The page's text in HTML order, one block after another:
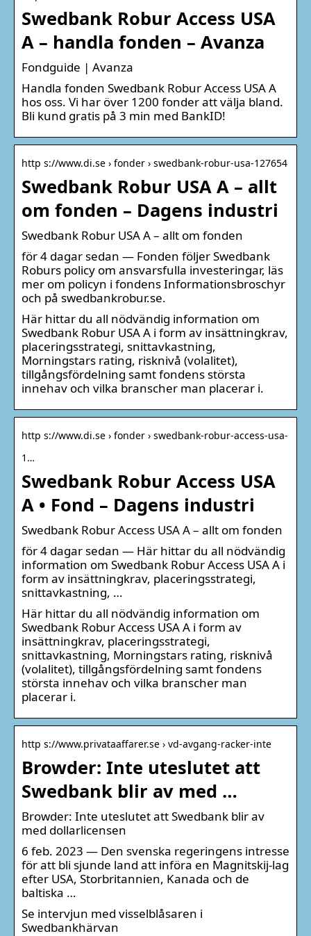
Swedbank Robur Access USA
A – handla fonden – Avanza
Fondguide | Avanza
Handla fonden Swedbank Robur Access USA A
hos oss. Vi har över 1200 fonder att välja bland.
Bli kund gratis på 3 min med BankID!
http s://www.di.se › fonder › swedbank-robur-usa-127654
Swedbank Robur USA A – allt
om fonden – Dagens industri
Swedbank Robur USA A – allt om fonden
för 4 dagar sedan — Fonden följer Swedbank
Roburs policy om ansvarsfulla investeringar, läs
mer om policyn i fondens Informationsbroschyr
och på swedbankrobur.se.
Här hittar du all nödvändig information om
Swedbank Robur USA A i form av insättningkrav,
placeringsstrategi, snittavkastning,
Morningstars rating, risknivå (volalitet),
tillgångsfördelning samt fondens största
innehav och vilka branscher man placerar i.
http s://www.di.se › fonder › swedbank-robur-access-usa-
1…
Swedbank Robur Access USA
A • Fond – Dagens industri
Swedbank Robur Access USA A – allt om fonden
för 4 dagar sedan — Här hittar du all nödvändig
information om Swedbank Robur Access USA A i
form av insättningkrav, placeringsstrategi,
snittavkastning, …
Här hittar du all nödvändig information om
Swedbank Robur Access USA A i form av
insättningkrav, placeringsstrategi,
snittavkastning, Morningstars rating, risknivå
(volalitet), tillgångsfördelning samt fondens
största innehav och vilka branscher man
placerar i.
http s://www.privataaffarer.se › vd-avgang-racker-inte
Browder: Inte uteslutet att
Swedbank blir av med …
Browder: Inte uteslutet att Swedbank blir av
med dollarlicensen
6 feb. 2023 — Den svenska regeringens intresse
för att bli sjunde land att införa en Magnitskij-lag
efter USA, Storbritannien, Kanada och de
baltiska …
Se intervjun med visselblåsaren i
Swedbankhärvan